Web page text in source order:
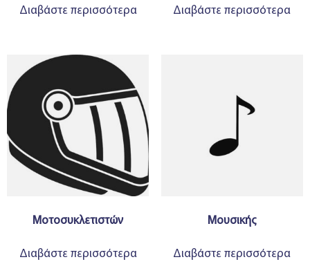
Διαβάστε περισσότερα Διαβάστε περισσότερα
Μοτοσυκλετιστών
Διαβάστε περισσότερα
Μουσικής
Διαβάστε περισσότερα